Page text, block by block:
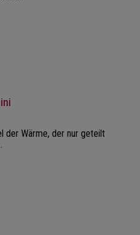
der Wärme, der nur geteilt